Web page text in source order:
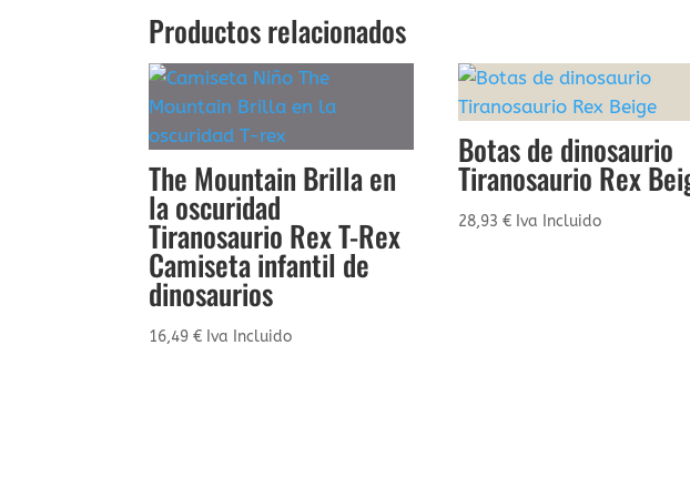
Productos relacionados
The Mountain Brilla en
la oscuridad
Tiranosaurio Rex T-Rex
Camiseta infantil de
dinosaurios
16,49€ Iva Incluido
Botas de dinosaurio
Tiranosaurio Rex
28,93€ Iva Incluido